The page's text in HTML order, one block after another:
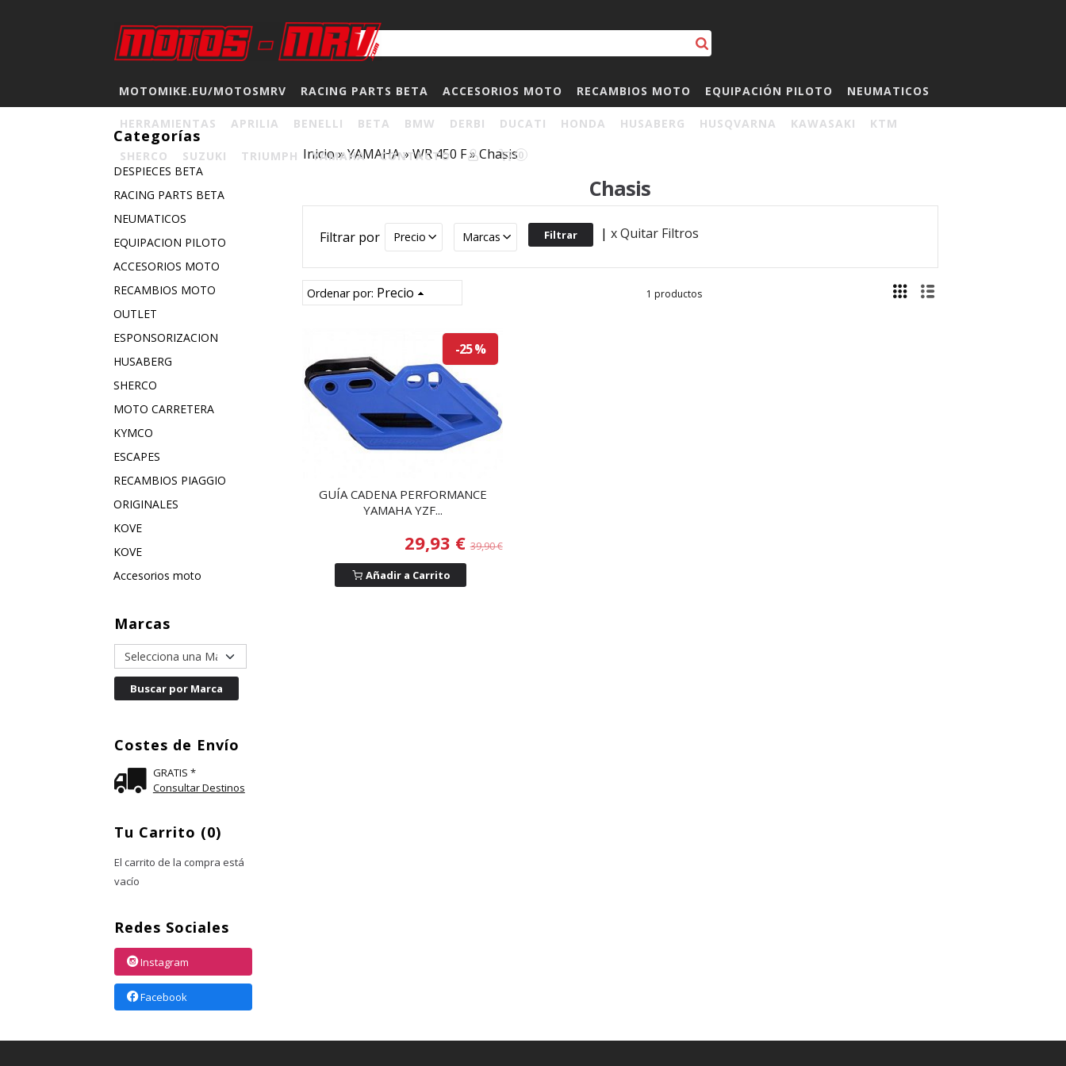
MOTOMIKE.EU/MOTOSMRV RACING PARTS BETA ACCESORIOS MOTO RECAMBIOS MOTO EQUIPACIÓN PILOTO NEUMATICOS
HERRAMIENTAS APRILIA BENELLI BETA BMW DERBI DUCATI HONDA HUSABERG HUSQVARNA KAWASAKI KTM
SHERCO SUZUKI TRIUMPH YAMAHA CONTACTO 0
Categorías
DESPIECES BETA
RACING PARTS BETA
NEUMATICOS
EQUIPACION PILOTO
ACCESORIOS MOTO
RECAMBIOS MOTO
OUTLET
ESPONSORIZACION
HUSABERG
SHERCO
MOTO CARRETERA
KYMCO
ESCAPES
RECAMBIOS PIAGGIO
ORIGINALES
KOVE
KOVE
Accesorios moto
Marcas
Costes de Envío
GRATIS *
Consultar Destinos
Tu Carrito (0)
El carrito de la compra está
vacío
Redes Sociales
Instagram
Facebook
Inicio»YAMAHA»WR 450 F»Chasis
Chasis
Filtrar por Precio Marcas | x Quitar Filtros
Ordenar por: Precio 1 productos
-25 %
GUÍA CADENA PERFORMANCE
YAMAHA YZF...
29,93 €39,90 €
Añadir a Carrito